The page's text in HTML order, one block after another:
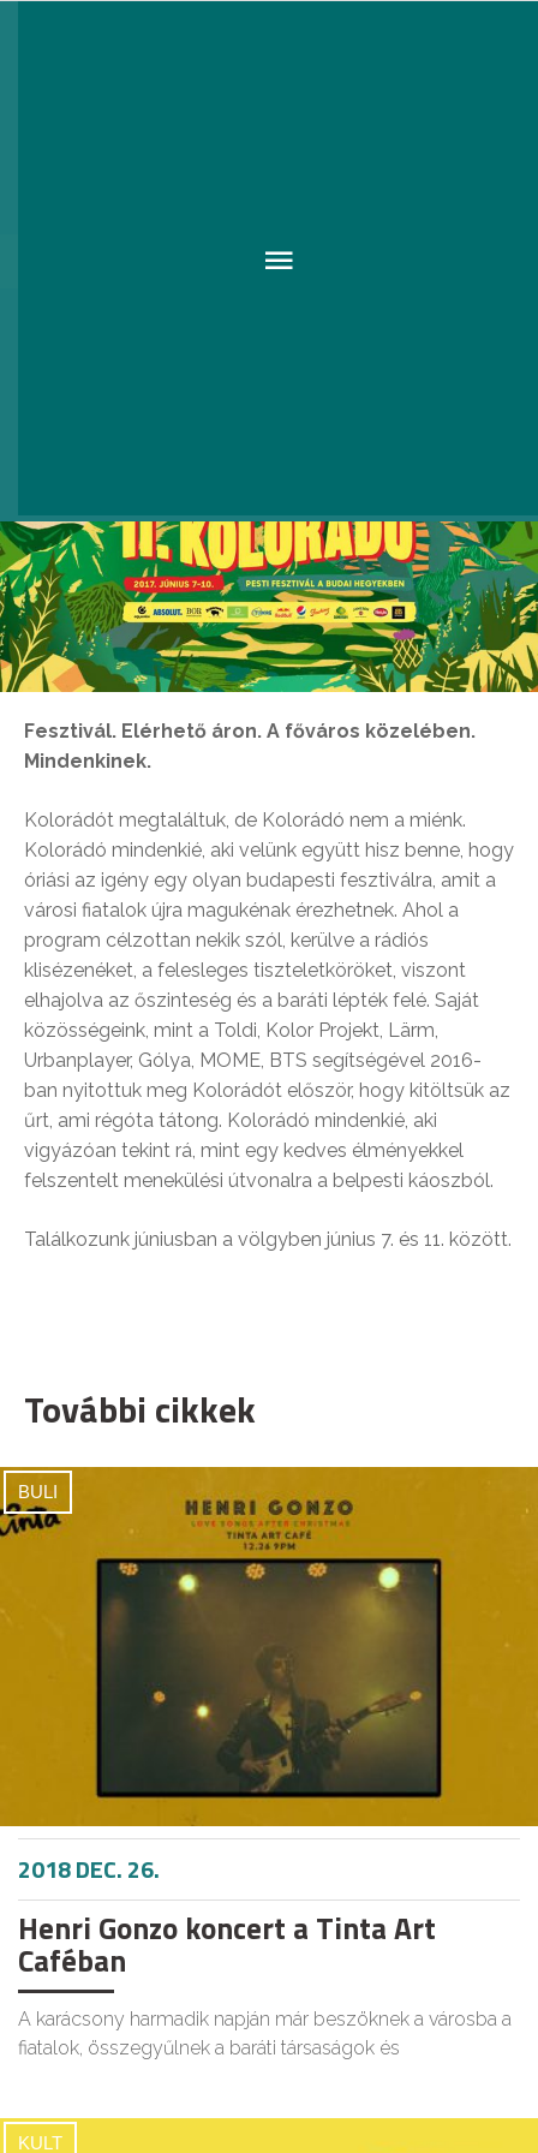
Fesztivál. Elérhető áron. A főváros közelében.
Mindenkinek.
Kolorádót megtaláltuk, de Kolorádó nem a miénk.
Kolorádó mindenkié, aki velünk együtt hisz benne, hogy
óriási az igény egy olyan budapesti fesztiválra, amit a
városi fiatalok újra magukénak érezhetnek. Ahol a
program célzottan nekik szól, kerülve a rádiós
klisézenéket, a felesleges tiszteletköröket, viszont
elhajolva az őszinteség és a baráti lépték felé. Saját
közösségeink, mint a Toldi, Kolor Projekt, Lärm,
Urbanplayer, Gólya, MOME, BTS segítségével 2016-
ban nyitottuk meg Kolorádót először, hogy kitöltsük az
űrt, ami régóta tátong. Kolorádó mindenkié, aki
vigyázóan tekint rá, mint egy kedves élményekkel
felszentelt menekülési útvonalra a belpesti káoszból.
Találkozunk júniusban a völgyben június 7. és 11. között.
További cikkek
BULI
2018 DEC. 26.
Henri Gonzo koncert a Tinta Art
Caféban
A karácsony harmadik napján már beszöknek a városba a
fiatalok, összegyűlnek a baráti társaságok és
KULT